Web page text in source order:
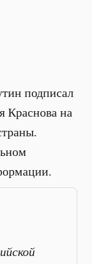
подписал
Краснова на